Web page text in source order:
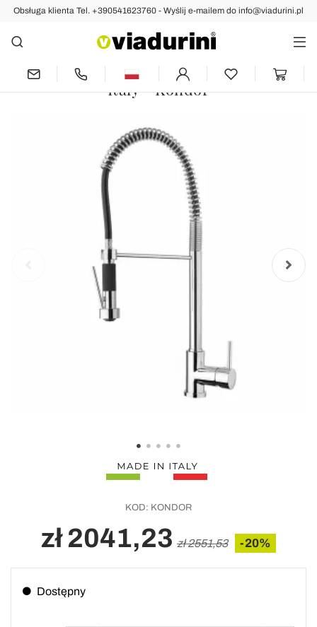
Obsługa klienta Tel. +390541623760 - Wyślij e-mailem do info@viadurini.pl
Indietro Poprzedni następny
Bateria zlewozmywakowa z mosiądzu
chromowanego z prysznicem Made in
Italy - Kondor
KOD: KONDOR
zł 2041,23 zł 2551,53 -20%
Dostępny